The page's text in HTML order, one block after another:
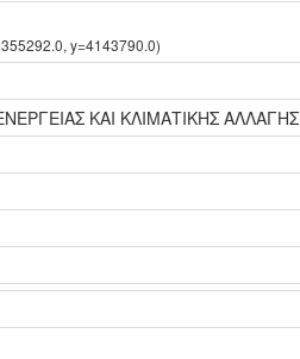
y=4143790.0)
ΚΑΙ ΚΛΙΜΑΤΙΚΗΣ ΑΛΛΑΓΗΣ